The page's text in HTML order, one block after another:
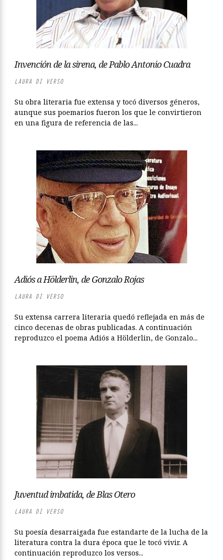
Invención de la sirena, de Pablo Antonio Cuadra
LAURA DI VERSO
Su obra literaria fue extensa y tocó diversos géneros,
aunque sus poemarios fueron los que le convirtieron
en una figura de referencia de las...
Adiós a Hölderlin, de Gonzalo Rojas
LAURA DI VERSO
Su extensa carrera literaria quedó reflejada en más de
cinco decenas de obras publicadas. A continuación
reproduzco el poema Adiós a Hölderlin, de Gonzalo...
Juventud imbatida, de Blas Otero
LAURA DI VERSO
Su poesía desarraigada fue estandarte de la lucha de la
literatura contra la dura época que le tocó vivir. A
continuación reproduzco los versos...